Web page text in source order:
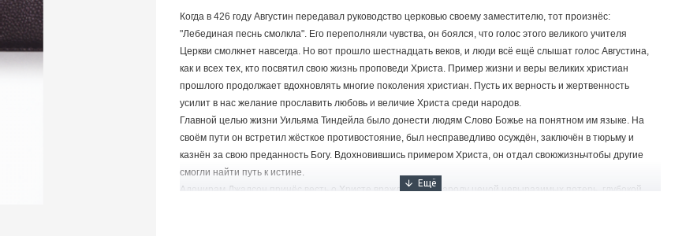
Когда в 426 году Августин передавал руководство церковью своему заместителю, тот произнёс:
"Лебединая песнь смолкла". Его переполняли чувства, он боялся, что голос этого великого учителя
Церкви смолкнет навсегда. Но вот прошло шестнадцать веков, и люди всё ещё слышат голос Августина,
как и всех тех, кто посвятил свою жизнь проповеди Христа. Пример жизни и веры великих христиан
прошлого продолжает вдохновлять многие поколения христиан. Пусть их верность и жертвенность
усилит в нас желание прославить любовь и величие Христа среди народов.
Главной целью жизни Уильяма Тиндейла было донести людям Слово Божье на понятном им языке. На
своём пути он встретил жёсткое противостояние, был несправедливо осуждён, заключён в тюрьму и
казнён за свою преданность Богу. Вдохновившись примером Христа, он отдал своюжизньчтобы другие
смогли найти путь к истине.
Адонирам Джадсон принёс весть о Христе враждебному народу ценой невыразимых потерь, глубокой